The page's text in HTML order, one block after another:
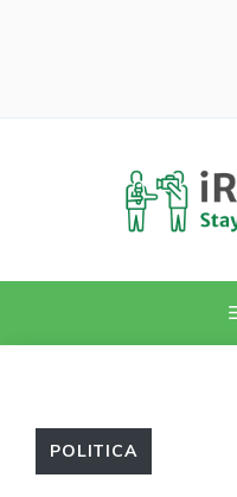
POLITICA